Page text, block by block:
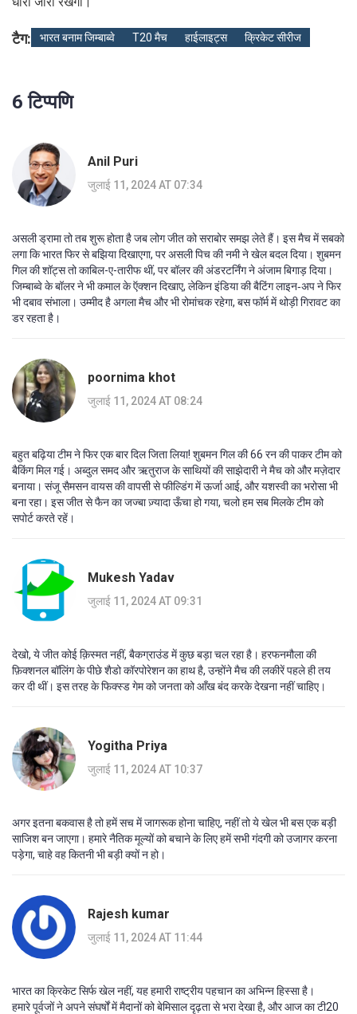
टैग: भारत बनाम जिम्बाब्वे T20 मैच हाईलाइट्स क्रिकेट सीरीज
6 टिप्पणि
Anil Puri
जुलाई 11, 2024 AT 07:34
असली ड्रामा तो तब शुरू होता है जब लोग जीत को सराबोर समझ लेते हैं। इस मैच में सबको
लगा कि भारत फिर से बझिया दिखाएगा, पर असली पिच की नमी ने खेल बदल दिया। शुबमन
गिल की शॉट्स तो काबिल-ए-तारीफ थीं, पर बॉलर की अंडरटर्निंग ने अंजाम बिगाड़ दिया।
जिम्बाब्वे के बॉलर ने भी कमाल के ऍक्शन दिखाए, लेकिन इंडिया की बैटिंग लाइन‑अप ने फिर
भी दबाव संभाला। उम्मीद है अगला मैच और भी रोमांचक रहेगा, बस फॉर्म में थोड़ी गिरावट का
डर रहता है।
poornima khot
जुलाई 11, 2024 AT 08:24
बहुत बढ़िया टीम ने फिर एक बार दिल जिता लिया! शुबमन गिल की 66 रन की पाकर टीम को
बैकिंग मिल गई। अब्दुल समद और ऋतुराज के साथियों की साझेदारी ने मैच को और मज़ेदार
बनाया। संजू सैमसन वायस की वापसी से फील्डिंग में ऊर्जा आई, और यशस्वी का भरोसा भी
बना रहा। इस जीत से फैन का जज्बा ज़्यादा ऊँचा हो गया, चलो हम सब मिलके टीम को
सपोर्ट करते रहें।
Mukesh Yadav
जुलाई 11, 2024 AT 09:31
देखो, ये जीत कोई क़िस्मत नहीं, बैकग्राउंड में कुछ बड़ा चल रहा है। हरफनमौला की
फ़िक्शनल बॉलिंग के पीछे शैडो कॉरपोरेशन का हाथ है, उन्होंने मैच की लकीरें पहले ही तय
कर दी थीं। इस तरह के फिक्स्ड गेम को जनता को आँख बंद करके देखना नहीं चाहिए।
Yogitha Priya
जुलाई 11, 2024 AT 10:37
अगर इतना बकवास है तो हमें सच में जागरूक होना चाहिए, नहीं तो ये खेल भी बस एक बड़ी
साजिश बन जाएगा। हमारे नैतिक मूल्यों को बचाने के लिए हमें सभी गंदगी को उजागर करना
पड़ेगा, चाहे वह कितनी भी बड़ी क्यों न हो।
Rajesh kumar
जुलाई 11, 2024 AT 11:44
भारत का क्रिकेट सिर्फ खेल नहीं, यह हमारी राष्ट्रीय पहचान का अभिन्न हिस्सा है।
हमारे पूर्वजों ने अपने संघर्षों में मैदानों को बेमिसाल दृढ़ता से भरा देखा है, और आज का टी20